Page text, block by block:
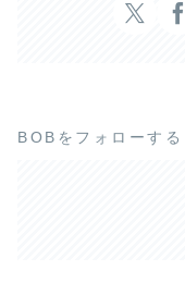
BOBをフォローする